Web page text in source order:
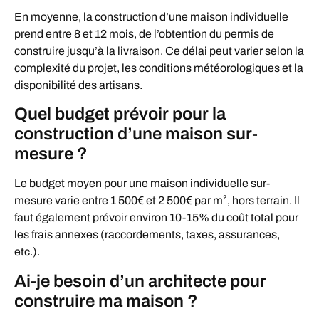
En moyenne, la construction d’une maison individuelle
prend entre 8 et 12 mois, de l’obtention du permis de
construire jusqu’à la livraison. Ce délai peut varier selon la
complexité du projet, les conditions météorologiques et la
disponibilité des artisans.
Quel budget prévoir pour la
construction d’une maison sur-
mesure ?
Le budget moyen pour une maison individuelle sur-
mesure varie entre 1 500€ et 2 500€ par m², hors terrain. Il
faut également prévoir environ 10-15% du coût total pour
les frais annexes (raccordements, taxes, assurances,
etc.).
Ai-je besoin d’un architecte pour
construire ma maison ?